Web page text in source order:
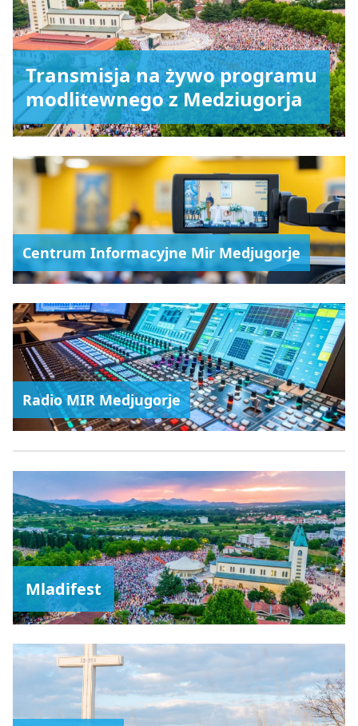
Transmisja na żywo programu
modlitewnego z Medziugorja
Centrum Informacyjne Mir Medjugorje
Radio MIR Medjugorje
Mladifest